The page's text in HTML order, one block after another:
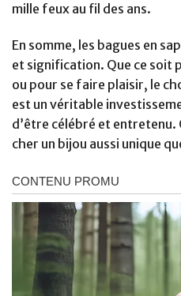
mille feux au fil des ans.
En somme, les bagues en
et signification. Que ce soit
ou pour se faire plaisir, le
est un véritable
d’être célébré et
cher un bijou aussi unique